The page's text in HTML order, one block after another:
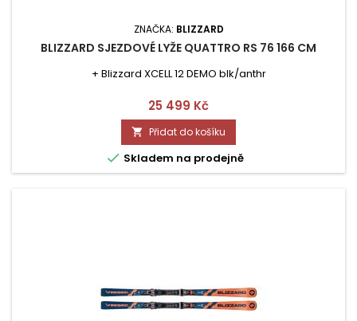
ZNAČKA: BLIZZARD
BLIZZARD SJEZDOVÉ LYŽE QUATTRO RS 76 166 CM
+ Blizzard XCELL 12 DEMO blk/anthr
Cena
25 499 Kč
 Přidat do košíku
 Skladem na prodejně